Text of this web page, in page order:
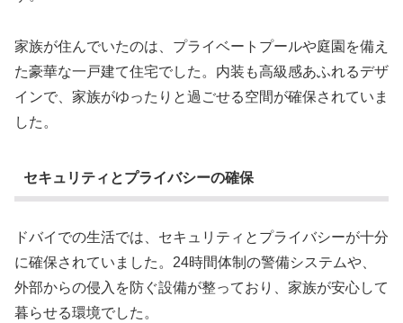
家族が住んでいたのは、プライベートプールや庭園を備え
た豪華な一戸建て住宅でした。内装も高級感あふれるデザ
インで、家族がゆったりと過ごせる空間が確保されていま
した。
セキュリティとプライバシーの確保
ドバイでの生活では、セキュリティとプライバシーが十分
に確保されていました。24時間体制の警備システムや、
外部からの侵入を防ぐ設備が整っており、家族が安心して
暮らせる環境でした。